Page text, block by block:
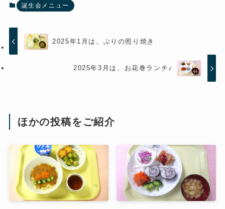
誕生会メニュー
2025年1月は、ぶりの照り焼き
2025年3月は、お花巻ランチ♪
ほかの投稿をご紹介